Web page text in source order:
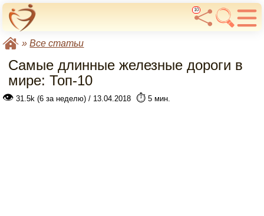
10
»Все статьи
Самые длинные железные дороги в
мире: Топ-10
👁 31.5k (6 за неделю) / 13.04.2018 ⏱️ 5 мин.